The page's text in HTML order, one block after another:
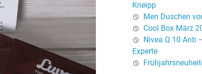
Kneipp
Men Duschen
Cool Box März
Nivea Q 10 Anti
Experte